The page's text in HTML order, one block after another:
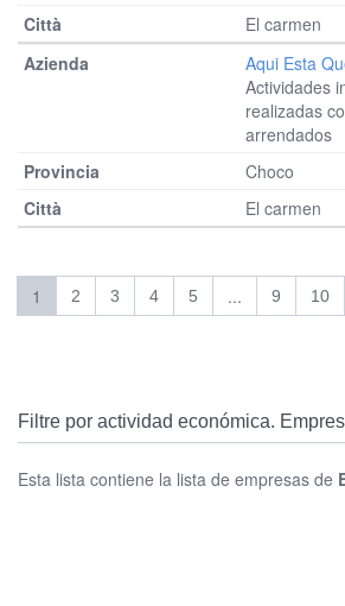
El carmen
Aqui Esta
Actividades
realizadas
arrendados
Choco
El carmen
1 2 3 4 5 ... 9 10
Filtre por actividad económica.
Esta lista contiene la lista de empresas de